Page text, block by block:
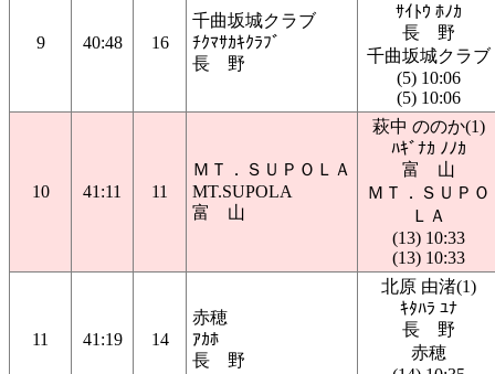
9 40:48 16
千曲坂城クラブ
ﾁｸﾏｻｶｷｸﾗﾌﾞ
長 野
ｻｲﾄｳ ﾎﾉｶ
長 野
千曲坂城クラブ
(5) 10:06
(5) 10:06
10 41:11 11
ＭＴ．ＳＵＰＯＬＡ
MT.SUPOLA
富 山
萩中 ののか(1)
ﾊｷﾞﾅｶ ﾉﾉｶ
富 山
ＭＴ．ＳＵＰＯ
ＬＡ
(13) 10:33
(13) 10:33
11 41:19 14
赤穂
ｱｶﾎ
長 野
北原 由渚(1)
ｷﾀﾊﾗ ﾕﾅ
長 野
赤穂